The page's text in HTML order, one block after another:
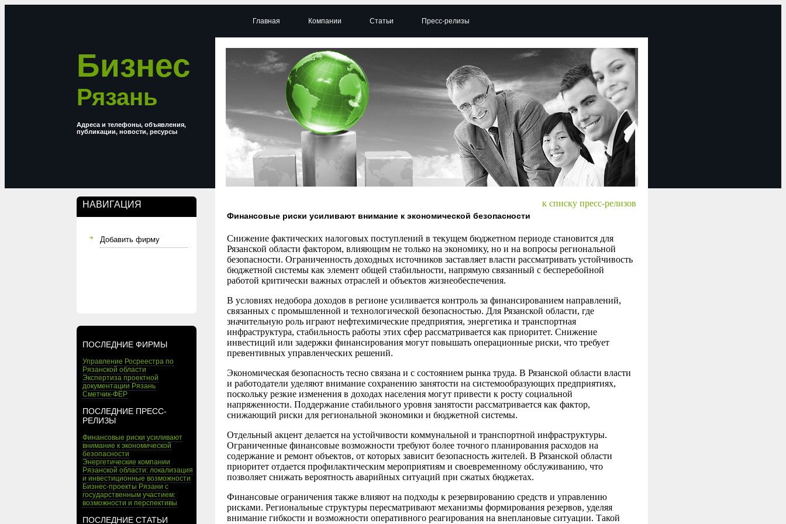
Бизнес
Рязань
Адреса и телефоны, объявления,
публикации, новости, ресурсы
НАВИГАЦИЯ
Добавить фирму
ПОСЛЕДНИЕ ФИРМЫ
Управление Росреестра по
Рязанской области
Экспертиза проектной
документации Рязань
Сметчик-ФЕР
ПОСЛЕДНИЕ ПРЕСС-
РЕЛИЗЫ
Финансовые риски усиливают
внимание к экономической
безопасности
Энергетические компании
Рязанской области: локализация
и инвестиционные возможности
Бизнес-проекты Рязани с
государственным участием:
возможности и перспективы
ПОСЛЕДНИЕ СТАТЬИ
Главная Компании Статьи Пресс-релизы
к списку пресс-релизов
Финансовые риски усиливают внимание к экономической безопасности
Снижение фактических налоговых поступлений в текущем бюджетном периоде становится для
Рязанской области фактором, влияющим не только на экономику, но и на вопросы региональной
безопасности. Ограниченность доходных источников заставляет власти рассматривать устойчивость
бюджетной системы как элемент общей стабильности, напрямую связанный с бесперебойной
работой критически важных отраслей и объектов жизнеобеспечения.
В условиях недобора доходов в регионе усиливается контроль за финансированием направлений,
связанных с промышленной и технологической безопасностью. Для Рязанской области, где
значительную роль играют нефтехимические предприятия, энергетика и транспортная
инфраструктура, стабильность работы этих сфер рассматривается как приоритет. Снижение
инвестиций или задержки финансирования могут повышать операционные риски, что требует
превентивных управленческих решений.
Экономическая безопасность тесно связана и с состоянием рынка труда. В Рязанской области власти
и работодатели уделяют внимание сохранению занятости на системообразующих предприятиях,
поскольку резкие изменения в доходах населения могут привести к росту социальной
напряженности. Поддержание стабильного уровня занятости рассматривается как фактор,
снижающий риски для региональной экономики и бюджетной системы.
Отдельный акцент делается на устойчивости коммунальной и транспортной инфраструктуры.
Ограниченные финансовые возможности требуют более точного планирования расходов на
содержание и ремонт объектов, от которых зависит безопасность жителей. В Рязанской области
приоритет отдается профилактическим мероприятиям и своевременному обслуживанию, что
позволяет снижать вероятность аварийных ситуаций при сжатых бюджетах.
Финансовые ограничения также влияют на подходы к резервированию средств и управлению
рисками. Региональные структуры пересматривают механизмы формирования резервов, уделяя
внимание гибкости и возможности оперативного реагирования на внеплановые ситуации. Такой